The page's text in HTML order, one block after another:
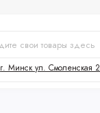
г. Минск ул. Смоленская